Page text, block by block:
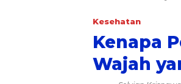
Kesehatan
Kenapa
Wajah